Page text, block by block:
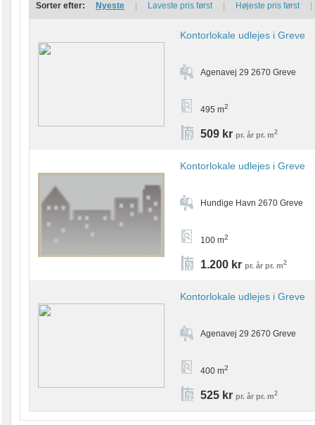
Sorter efter: Nyeste Laveste pris først Højeste pris først
Kontorlokale udlejes i Greve
Agenavej 29 2670 Greve
495 m2
509 kr pr. år pr. m2
Kontorlokale udlejes i Greve
Hundige Havn 2670 Greve
100 m2
1.200 kr pr. år pr. m2
Kontorlokale udlejes i Greve
Agenavej 29 2670 Greve
400 m2
525 kr pr. år pr. m2